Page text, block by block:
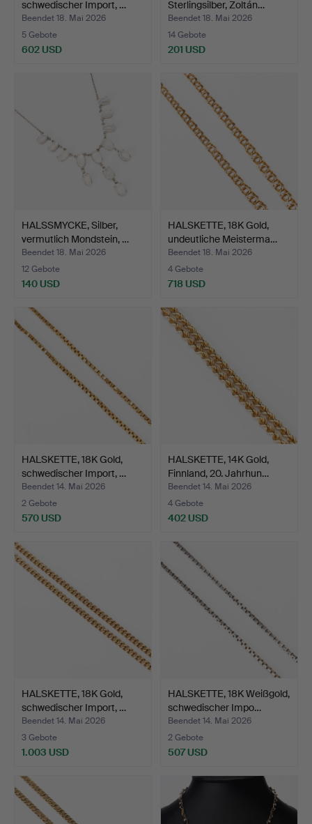
schwedischer Import, …
Beendet 18. Mai 2026
5 Gebote
602 USD
Sterlingsilber, Zoltán…
Beendet 18. Mai 2026
14 Gebote
201 USD
HALSSMYCKE, Silber,
vermutlich Mondstein, …
Beendet 18. Mai 2026
12 Gebote
140 USD
HALSKETTE, 18K Gold,
undeutliche Meisterma…
Beendet 18. Mai 2026
4 Gebote
718 USD
HALSKETTE, 18K Gold,
schwedischer Import, …
Beendet 14. Mai 2026
2 Gebote
570 USD
HALSKETTE, 14K Gold,
Finnland, 20. Jahrhun…
Beendet 14. Mai 2026
4 Gebote
402 USD
HALSKETTE, 18K Gold,
schwedischer Import, …
Beendet 14. Mai 2026
3 Gebote
1.003 USD
HALSKETTE, 18K Weißgold,
schwedischer Impo…
Beendet 14. Mai 2026
2 Gebote
507 USD